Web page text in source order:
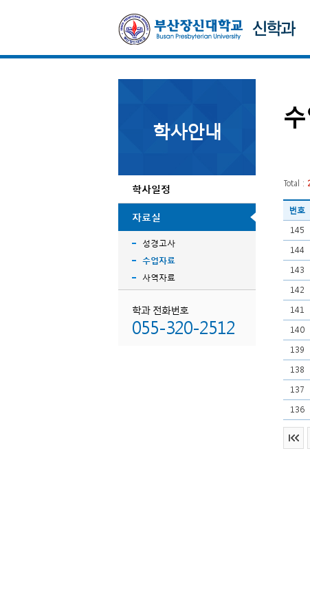
학사안내
학사일정
자료실
성경고사
수업자료
사역자료
학과 전화번호
055-320-2512
Total :
번호
145
144
143
142
141
140
139
138
137
136